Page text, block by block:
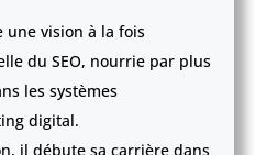
une vision à la fois
du SEO, nourrie par plus
les systèmes
digital.
il débute sa carrière dans